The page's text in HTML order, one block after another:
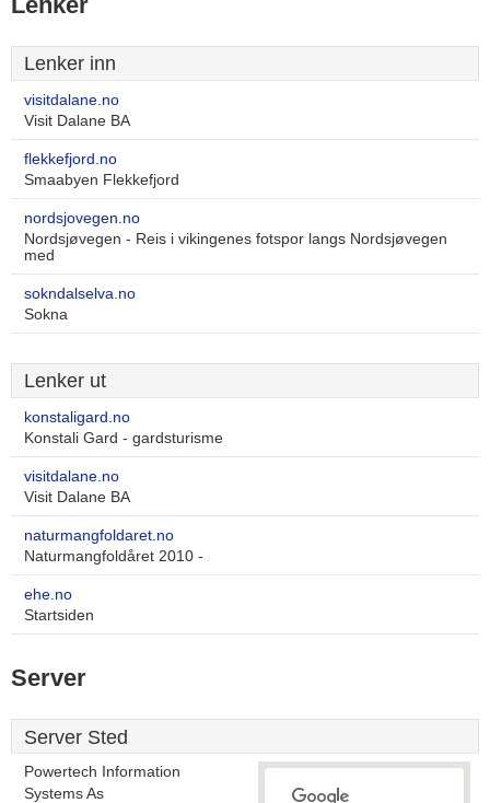
Lenker inn
visitdalane.no
Visit Dalane BA
flekkefjord.no
Smaabyen Flekkefjord
nordsjovegen.no
Nordsjøvegen - Reis i vikingenes fotspor langs Nordsjøvegen
med
sokndalselva.no
Sokna
Lenker ut
konstaligard.no
Konstali Gard - gardsturisme
visitdalane.no
Visit Dalane BA
naturmangfoldaret.no
Naturmangfoldåret 2010 -
ehe.no
Startsiden
Server
Server Sted
Powertech Information
Systems As